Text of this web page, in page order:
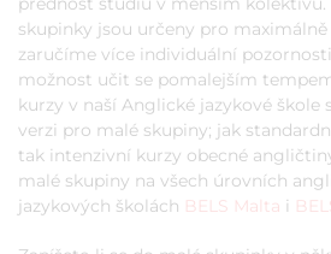
skupinky jsou určeny pro
zaručíme více individuální
možnost učit se pomalejším
kurzy v naší Anglické jazykové škole
verzi pro malé skupiny; jak
tak intenzivní kurzy obecné
malé skupiny na všech úrovních
jazykových školách BELS Malta i